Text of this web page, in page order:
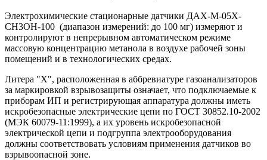
Электрохимические стационарные датчики ДАХ-М-05Х-
CH3OH-100 (диапазон измерений: до 100 мг) измеряют и
контролируют в непрерывном автоматическом режиме
массовую концентрацию метанола в воздухе рабочей зоны
помещений и в технологических средах.
Литера "Х", расположенная в аббревиатуре газоанализаторов
за маркировкой взрывозащиты означает, что подключаемые к
приборам ИП и регистрирующая аппаратура должны иметь
искробезопасные электрические цепи по ГОСТ 30852.10-2002
(МЭК 60079-11:1999), а их уровень искробезопасной
электрической цепи и подгруппа электрооборудования
должны соответствовать условиям применения датчиков во
взрывоопасной зоне.